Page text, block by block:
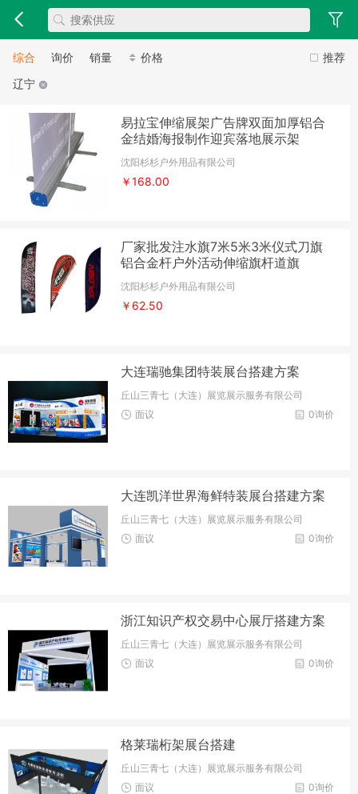
推荐
综合 询价 销量
价格
辽宁
易拉宝伸缩展架广告牌双面加厚铝合
金结婚海报制作迎宾落地展示架
沈阳杉杉户外用品有限公司
￥168.00
厂家批发注水旗7米5米3米仪式刀旗
铝合金杆户外活动伸缩旗杆道旗
沈阳杉杉户外用品有限公司
￥62.50
大连瑞驰集团特装展台搭建方案
丘山三青七（大连）展览展示服务有限公司
0询价
面议
大连凯洋世界海鲜特装展台搭建方案
丘山三青七（大连）展览展示服务有限公司
0询价
面议
浙江知识产权交易中心展厅搭建方案
丘山三青七（大连）展览展示服务有限公司
0询价
面议
格莱瑞桁架展台搭建
丘山三青七（大连）展览展示服务有限公司
0询价
面议